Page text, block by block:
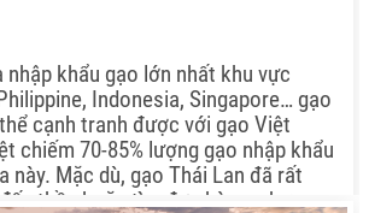
khẩu gạo lớn nhất khu vực
Indonesia, Singapore… gạo
cạnh tranh được với gạo Việt
chiếm 70-85% lượng gạo nhập khẩu
này. Mặc dù, gạo Thái Lan đã rất
thầu hoặc tìm đơn hàng, nhưng